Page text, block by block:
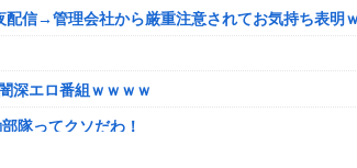
生き様に各国から称賛の声
使わない客にお気持ち表明してしまう←コレどっ
類だったと判明ｗｗｗｗｗｗｗｗｗ
配信→管理会社から厳重注意されてお気持ち表明
深エロ番組ｗｗｗｗ
隊ってクソだわ！